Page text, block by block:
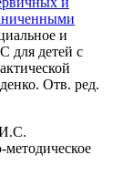
и
для детей с
Отв. ред.